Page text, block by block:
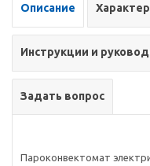
Описание
Инструкции и
Задать вопрос
Пароконвектомат